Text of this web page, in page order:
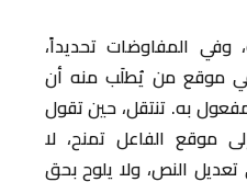
وفي المفاوضات تحديداً،
موقع من يُطلَب منه أن
به. تنتقل، حين تقول
موقع الفاعل تمنح، لا
النص، ولا يلوح بحق